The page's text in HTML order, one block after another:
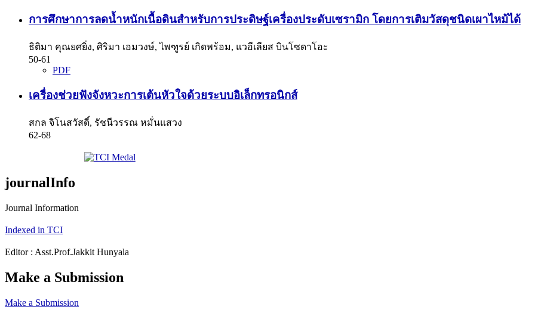
การศึกษาการลดน้ำหนักเนื้อดินสำหรับการประดิษฐ์เครื่องประดับเซรามิก โดยการเติมวัสดุชนิดเผาไหม้ได้
ธิติมา คุณยศยิ่ง, ศิริมา เอมวงษ์, ไพฑูรย์ เกิดพร้อม, แวอีเลียส บินโซดาโอะ
50-61
PDF
เครื่องช่วยฟังจังหวะการเต้นหัวใจด้วยระบบอิเล็กทรอนิกส์
สกล จิโนสวัสดิ์, รัชนีวรรณ หมั่นแสวง
62-68
journalInfo
Journal Information
Indexed in TCI
Editor : Asst.Prof.Jakkit Hunyala
Make a Submission
Make a Submission